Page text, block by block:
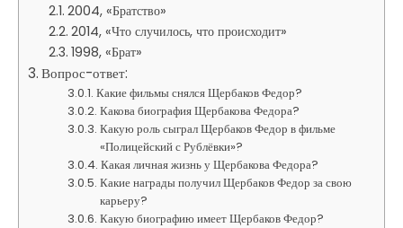
2004, «Братство»
2014, «Что случилось, что происходит»
1998, «Брат»
Вопрос-ответ:
Какие фильмы снялся Щербаков Федор?
Какова биография Щербакова Федора?
Какую роль сыграл Щербаков Федор в фильме
«Полицейский с Рублёвки»?
Какая личная жизнь у Щербакова Федора?
Какие награды получил Щербаков Федор за свою
карьеру?
Какую биографию имеет Щербаков Федор?